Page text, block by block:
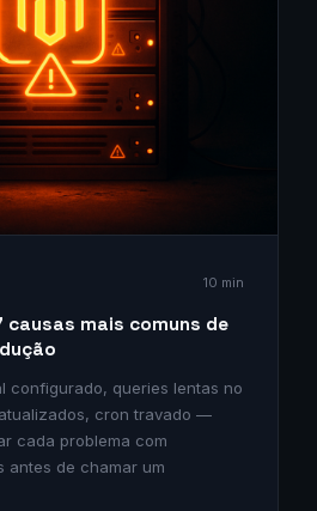
10 min
causas mais comuns de
configurado, queries lentas no
cron travado —
cada problema com
antes de chamar um